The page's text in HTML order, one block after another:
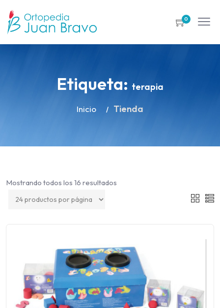
0
Etiqueta: terapia
Inicio Tienda
Mostrando todos los 16 resultados